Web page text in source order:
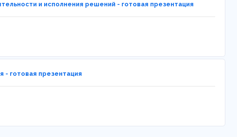
и исполнения решений - готовая презентация
- готовая презентация